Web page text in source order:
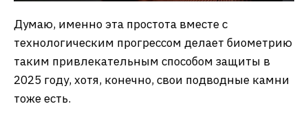
Думаю, именно эта простота вместе с
технологическим прогрессом делает биометрию
таким привлекательным способом защиты в
2025 году, хотя, конечно, свои подводные камни
тоже есть.